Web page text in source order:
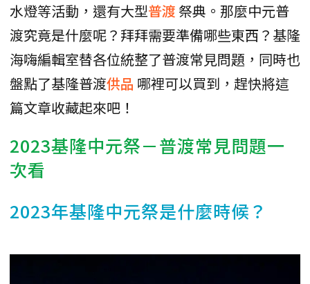
水燈等活動，還有大型普渡 祭典。那麼中元普
渡究竟是什麼呢？拜拜需要準備哪些東西？基隆
海嗨編輯室替各位統整了普渡常見問題，同時也
盤點了基隆普渡供品 哪裡可以買到，趕快將這
篇文章收藏起來吧！
2023基隆中元祭－普渡常見問題一
次看
2023年基隆中元祭是什麼時候？